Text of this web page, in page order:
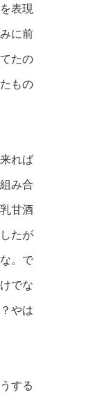
表現
に前
たの
もの
れば
み合
甘酒
たが
。で
でな
やは
する